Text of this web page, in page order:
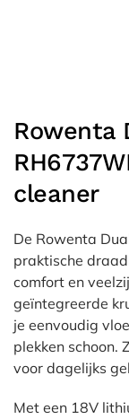
Rowenta
cleaner
De Rowenta
praktische
comfort en
geïntegreerde
je eenvoudig
plekken schoon.
voor dagelijks
Met een 18V